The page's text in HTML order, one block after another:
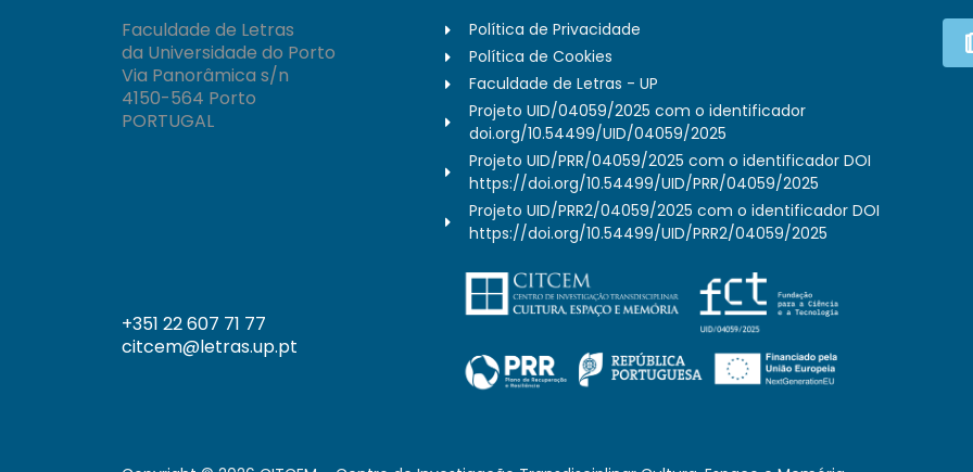
Faculdade de Letras
da Universidade do Porto
Via Panorâmica s/n
4150-564 Porto
PORTUGAL
Política de Privacidade
Política de Cookies
Faculdade de Letras - UP
Projeto UID/04059/2025 com o identificador
doi.org/10.54499/UID/04059/2025
Projeto UID/PRR/04059/2025 com o identificador DOI
https://doi.org/10.54499/UID/PRR/04059/2025
Projeto UID/PRR2/04059/2025 com o identificador DOI
https://doi.org/10.54499/UID/PRR2/04059/2025
+351 22 607 71 77
citcem@letras.up.pt